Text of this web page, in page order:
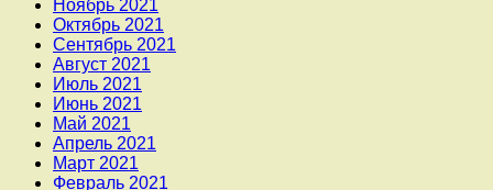
Ноябрь 2021
Октябрь 2021
Сентябрь 2021
Август 2021
Июль 2021
Июнь 2021
Май 2021
Апрель 2021
Март 2021
Февраль 2021